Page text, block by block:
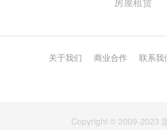
关于我们 商业合作 联系我
Copyright © 2009-2023